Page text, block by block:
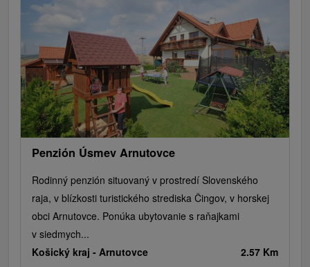
Penzión Úsmev Arnutovce
Rodinný penzión situovaný v prostredí Slovenského
raja, v blízkosti turistického strediska Čingov, v horskej
obci Arnutovce. Ponúka ubytovanie s raňajkami
v siedmych...
Košický kraj - Arnutovce 2.57 Km